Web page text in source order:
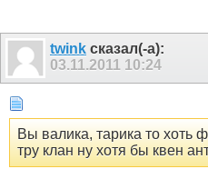
twink сказал(-а):
03.11.2011 10:24
Вы валика, тарика то
тру клан ну хотя бы квен